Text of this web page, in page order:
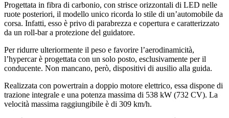
Progettata in fibra di carbonio, con strisce orizzontali di LED nelle
ruote posteriori, il modello unico ricorda lo stile di un’automobile da
corsa. Infatti, esso è privo di parabrezza e copertura e caratterizzato
da un roll-bar a protezione del guidatore.
Per ridurre ulteriormente il peso e favorire l’aerodinamicità,
l’hypercar è progettata con un solo posto, esclusivamente per il
conducente. Non mancano, però, dispositivi di ausilio alla guida.
Realizzata con powertrain a doppio motore elettrico, essa dispone di
trazione integrale e una potenza massima di 538 kW (732 CV). La
velocità massima raggiungibile è di 309 km/h.